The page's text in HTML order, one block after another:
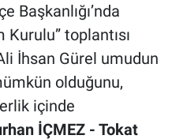
Başkanlığı’nda
Kurulu” toplantısı
İhsan Gürel umudun
olduğunu,
içinde
İÇMEZ - Tokat